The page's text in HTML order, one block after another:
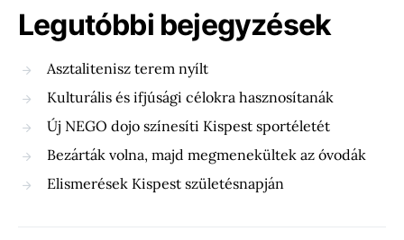
Legutóbbi bejegyzések
Asztalitenisz terem nyílt
Kulturális és ifjúsági célokra hasznosítanák
Új NEGO dojo színesíti Kispest sportéletét
Bezárták volna, majd megmenekültek az óvodák
Elismerések Kispest születésnapján